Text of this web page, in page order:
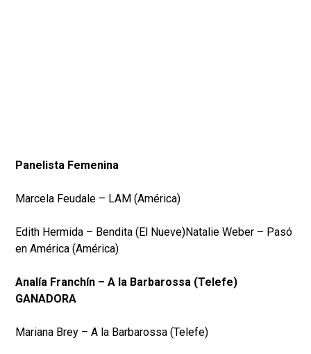
Panelista Femenina
Marcela Feudale – LAM (América)
Edith Hermida – Bendita (El Nueve)Natalie Weber – Pasó
en América (América)
Analía Franchín – A la Barbarossa (Telefe)
GANADORA
Mariana Brey – A la Barbarossa (Telefe)